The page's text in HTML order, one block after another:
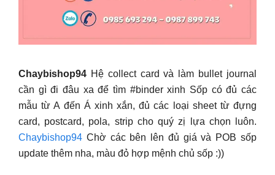
Chaybishop94 Hệ collect card và làm bullet journal
cần gì đi đâu xa để tìm #binder xinh Sốp có đủ các
mẫu từ A đến Á xinh xắn, đủ các loại sheet từ đựng
card, postcard, pola, strip cho quý zị lựa chọn luôn.
Chaybishop94 Chờ các bên lên đủ giá và POB sốp
update thêm nha, màu đỏ hợp mệnh chủ sốp :))